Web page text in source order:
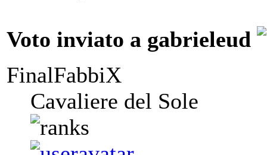
Voto inviato a gabrieleud
FinalFabbiX
Cavaliere del Sole